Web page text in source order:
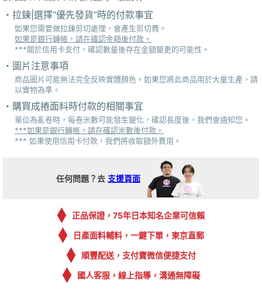
拉鍊|選擇“優先發貨”時的付款事宜
如果您需要做拉鍊剪切處理，會產生剪切費。
如果是銀行轉帳，請在確認金額後付款。
***關於信用卡支付，確認數量後存在金額變更的可能性。
圖片注意事項
商品圖片可能無法完全反映實體顏色。如果您將此商品用於大量生產，請
以實物為準。
購買成捲面料時付款的相關事宜
單位為亂卷時，每卷米數可能發生變化，確認長度後，我們會通知您。
***如果是銀行轉帳，請在確認米數後付款。
*** 如果使用信用卡付款，我們將收取額外費用。
任何問題？去 支援頁面
正品保證，75年日本知名企業可信賴
日產面料輔料，一鍵下單，東京直郵
順豐配送，支付寶微信便捷支付
國人客服，線上指導，溝通無障礙